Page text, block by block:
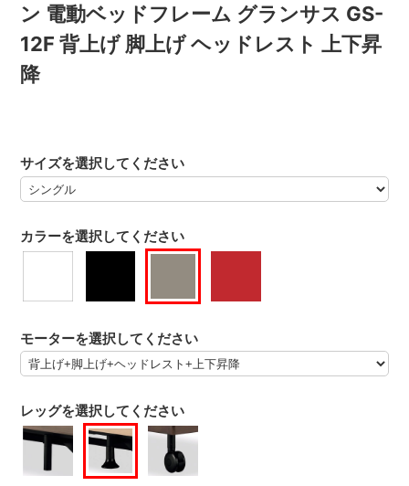
ン 電動ベッドフレーム グランサス GS-
12F 背上げ 脚上げ ヘッドレスト 上下昇
降
カラーを選択してください
サイズを選択してください
モーターを選択してください
レッグを選択してください